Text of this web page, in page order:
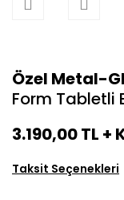
Özel Metal-
Form Tabletli
3.190,00 TL +
Taksit Seçenekleri